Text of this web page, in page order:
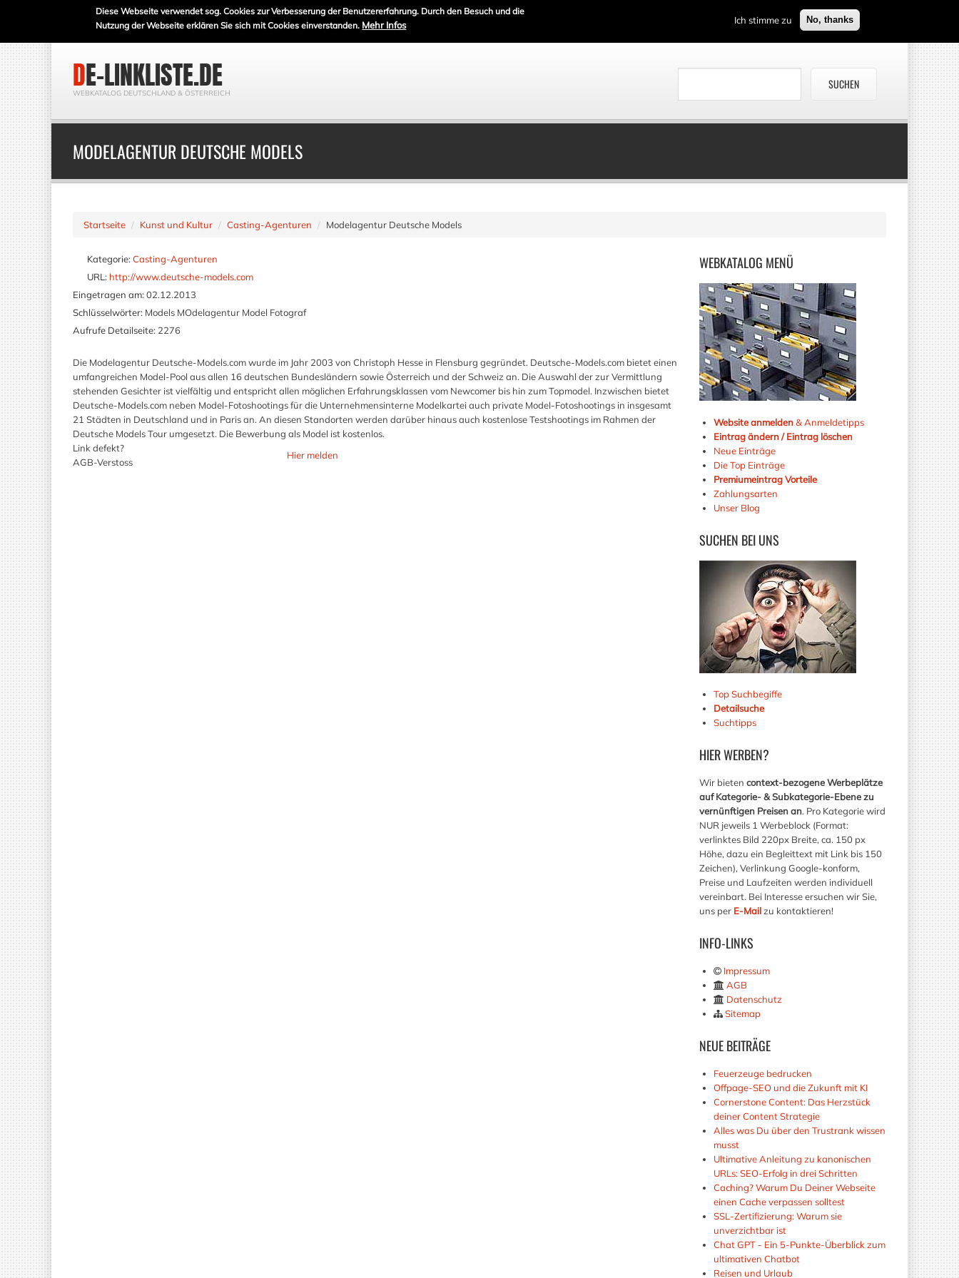
Diese Webseite verwendet sog. Cookies zur Verbesserung der Benutzererfahrung. Durch den Besuch und die
Nutzung der Webseite erklären Sie sich mit Cookies einverstanden. Mehr Infos Ich stimme zu No, thanks
DE-LINKLISTE.DE
WEBKATALOG DEUTSCHLAND & ÖSTERREICH
MODELAGENTUR DEUTSCHE MODELS
Startseite Kunst und Kultur Casting-Agenturen Modelagentur Deutsche Models
WEBKATALOG MENÜ
Website anmelden& Anmeldetipps
Eintrag ändern / Eintrag löschen
Neue Einträge
Die Top Einträge
Premiumeintrag Vorteile
Zahlungsarten
Unser Blog
SUCHEN BEI UNS
Top Suchbegiffe
Detailsuche
Suchtipps
HIERWERBEN?
Wir bieten context-bezogene Werbeplätze
auf Kategorie- & Subkategorie-Ebene zu
vernünftigen Preisen an. Pro Kategorie wird
NUR jeweils 1 Werbeblock (Format:
verlinktes Bild 220px Breite, ca. 150 px
Höhe, dazu ein Begleittext mit Link bis 150
Zeichen), Verlinkung Google-konform,
Preise und Laufzeiten werden individuell
vereinbart. Bei Interesse ersuchen wir Sie,
uns per E-Mailzu kontaktieren!
INFO-LINKS
Impressum
AGB
Datenschutz
Sitemap
NEUEBEITRÄGE
Feuerzeuge bedrucken
Offpage-SEO und die Zukunft mit KI
Cornerstone Content: Das Herzstück
deiner Content Strategie
Alles was Du über den Trustrank wissen
musst
Ultimative Anleitung zu kanonischen
URLs: SEO-Erfolg in drei Schritten
Caching? Warum Du Deiner Webseite
einen Cache verpassen solltest
SSL-Zertifizierung: Warum sie
unverzichtbar ist
Chat GPT - Ein 5-Punkte-Überblick zum
ultimativen Chatbot
Reisen und Urlaub
Kategorie: Casting-Agenturen
URL: http://www.deutsche-models.com
Eingetragen am: 02.12.2013
Schlüsselwörter: Models MOdelagentur Model Fotograf
Aufrufe Detailseite: 2276
Die Modelagentur Deutsche-Models.com wurde im Jahr 2003 von Christoph Hesse in Flensburg gegründet. Deutsche-Models.com bietet einen
umfangreichen Model-Pool aus allen 16 deutschen Bundesländern sowie Österreich und der Schweiz an. Die Auswahl der zur Vermittlung
stehenden Gesichter ist vielfältig und entspricht allen möglichen Erfahrungsklassen vom Newcomer bis hin zum Topmodel. Inzwischen bietet
Deutsche-Models.com neben Model-Fotoshootings für die Unternehmensinterne Modelkartei auch private Model-Fotoshootings in insgesamt
21 Städten in Deutschland und in Paris an. An diesen Standorten werden darüber hinaus auch kostenlose Testshootings im Rahmen der
Deutsche Models Tour umgesetzt. Die Bewerbung als Model ist kostenlos.
Link defekt?
AGB-Verstoss
Hier melden